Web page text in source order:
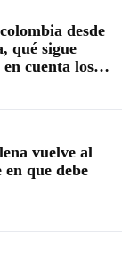
desde
qué sigue
cuenta los
vuelve al
que debe